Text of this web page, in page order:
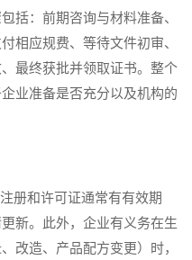
括：前期咨询与材料准备、
相应规费、等待文件初审、
最终获批并领取证书。整个
业准备是否充分以及机构的
和许可证通常有有效期
新。此外，企业有义务在生
改造、产品配方变更）时，